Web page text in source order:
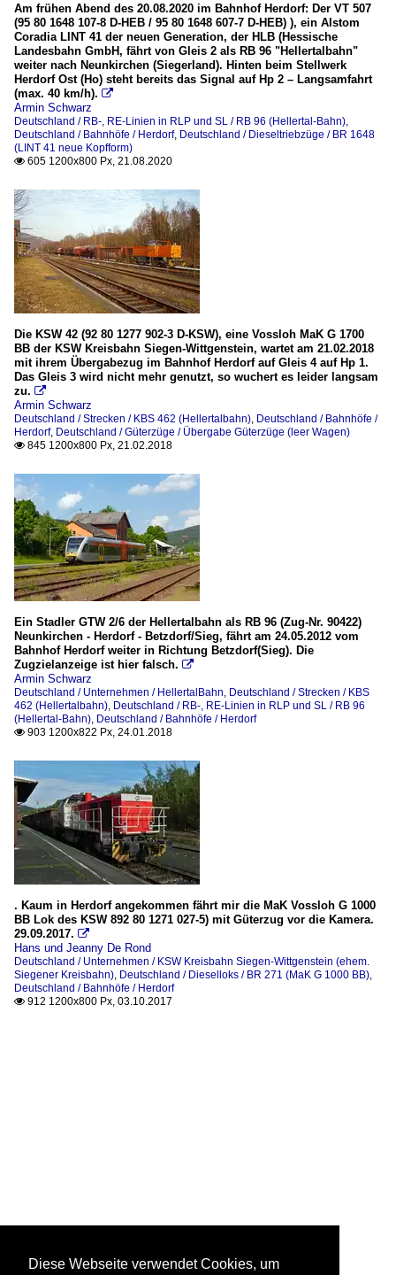
Am frühen Abend des 20.08.2020 im Bahnhof Herdorf: Der VT 507
(95 80 1648 107-8 D-HEB / 95 80 1648 607-7 D-HEB) ), ein Alstom
Coradia LINT 41 der neuen Generation, der HLB (Hessische
Landesbahn GmbH, fährt von Gleis 2 als RB 96 "Hellertalbahn"
weiter nach Neunkirchen (Siegerland). Hinten beim Stellwerk
Herdorf Ost (Ho) steht bereits das Signal auf Hp 2 – Langsamfahrt
(max. 40 km/h). 
Armin Schwarz
Deutschland / RB-, RE-Linien in RLP und SL / RB 96 (Hellertal-Bahn),
Deutschland / Bahnhöfe / Herdorf, Deutschland / Dieseltriebzüge / BR 1648
(LINT 41 neue Kopfform)
 605 1200x800 Px, 21.08.2020
Die KSW 42 (92 80 1277 902-3 D-KSW), eine Vossloh MaK G 1700
BB der KSW Kreisbahn Siegen-Wittgenstein, wartet am 21.02.2018
mit ihrem Übergabezug im Bahnhof Herdorf auf Gleis 4 auf Hp 1.
Das Gleis 3 wird nicht mehr genutzt, so wuchert es leider langsam
zu. 
Armin Schwarz
Deutschland / Strecken / KBS 462 (Hellertalbahn), Deutschland / Bahnhöfe /
Herdorf, Deutschland / Güterzüge / Übergabe Güterzüge (leer Wagen)
 845 1200x800 Px, 21.02.2018
Ein Stadler GTW 2/6 der Hellertalbahn als RB 96 (Zug-Nr. 90422)
Neunkirchen - Herdorf - Betzdorf/Sieg, fährt am 24.05.2012 vom
Bahnhof Herdorf weiter in Richtung Betzdorf(Sieg). Die
Zugzielanzeige ist hier falsch. 
Armin Schwarz
Deutschland / Unternehmen / HellertalBahn, Deutschland / Strecken / KBS
462 (Hellertalbahn), Deutschland / RB-, RE-Linien in RLP und SL / RB 96
(Hellertal-Bahn), Deutschland / Bahnhöfe / Herdorf
 903 1200x822 Px, 24.01.2018
. Kaum in Herdorf angekommen fährt mir die MaK Vossloh G 1000
BB Lok des KSW 892 80 1271 027-5) mit Güterzug vor die Kamera.
29.09.2017. 
Hans und Jeanny De Rond
Deutschland / Unternehmen / KSW Kreisbahn Siegen-Wittgenstein (ehem.
Siegener Kreisbahn), Deutschland / Dieselloks / BR 271 (MaK G 1000 BB),
Deutschland / Bahnhöfe / Herdorf
 912 1200x800 Px, 03.10.2017
Diese Webseite verwendet Cookies, um